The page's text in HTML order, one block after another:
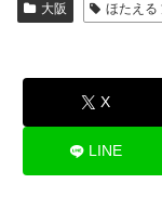
大阪 ほたえる
X
LINE